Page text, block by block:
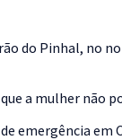
do Pinhal,
a mulher não
emergência em